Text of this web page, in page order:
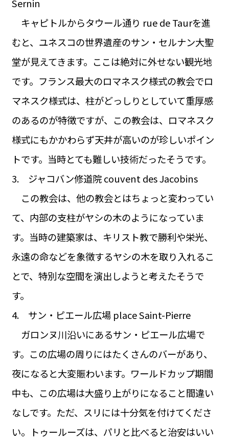
Sernin
キャピトルからタウール通り rue de Taurを進
むと、ユネスコの世界遺産のサン・セルナン大聖
堂が見えてきます。ここは絶対に外せない観光地
です。フランス最大のロマネスク様式の教会でロ
マネスク様式は、柱がどっしりとしていて重厚感
のあるのが特徴ですが、この教会は、ロマネスク
様式にもかかわらず天井が高いのが珍しいポイン
トです。当時とても難しい技術だったそうです。
3. ジャコバン修道院 couvent des Jacobins
この教会は、他の教会とはちょっと変わってい
て、内部の支柱がヤシの木のようになっていま
す。当時の建築家は、キリスト教で勝利や栄光、
永遠の命などを象徴するヤシの木を取り入れるこ
とで、特別な空間を演出しようと考えたそうで
す。
4. サン・ピエール広場 place Saint-Pierre
ガロンヌ川沿いにあるサン・ピエール広場で
す。この広場の周りにはたくさんのバーがあり、
夜になると大変賑わいます。ワールドカップ期間
中も、この広場は大盛り上がりになること間違い
なしです。ただ、スリには十分気を付けてくださ
い。トゥールーズは、パリと比べると治安はいい